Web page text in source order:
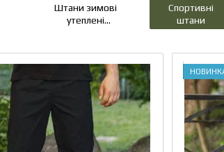
Штани зимові
утеплені
Спортивні
штани